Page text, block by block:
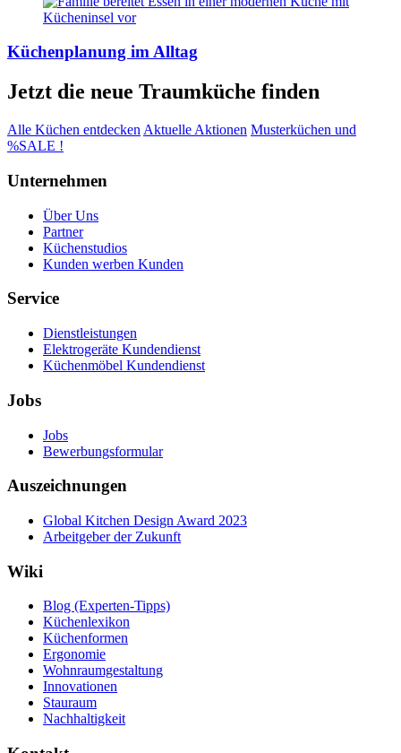
Küchenplanung im Alltag
Jetzt die neue Traumküche finden
Alle Küchen entdecken Aktuelle Aktionen Musterküchen und
%SALE !
Unternehmen
Über Uns
Partner
Küchenstudios
Kunden werben Kunden
Service
Dienstleistungen
Elektrogeräte Kundendienst
Küchenmöbel Kundendienst
Jobs
Jobs
Bewerbungsformular
Auszeichnungen
Global Kitchen Design Award 2023
Arbeitgeber der Zukunft
Wiki
Blog (Experten-Tipps)
Küchenlexikon
Küchenformen
Ergonomie
Wohnraumgestaltung
Innovationen
Stauraum
Nachhaltigkeit